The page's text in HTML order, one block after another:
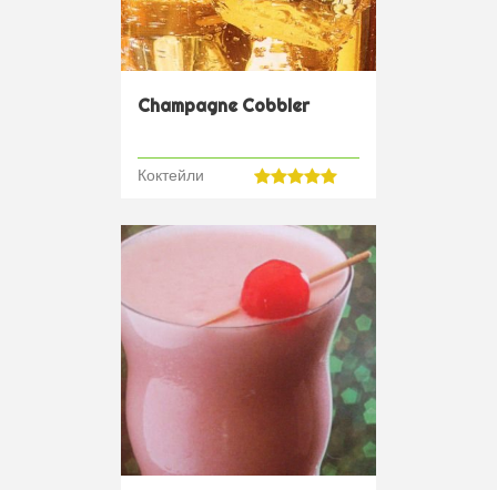
Champagne Cobbler
Коктейли